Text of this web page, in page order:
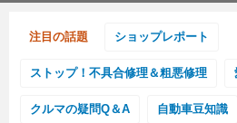
注目の話題 ショップレポート
ストップ！不具合修理＆粗悪修理
クルマの疑問Q＆A 自動車豆知識